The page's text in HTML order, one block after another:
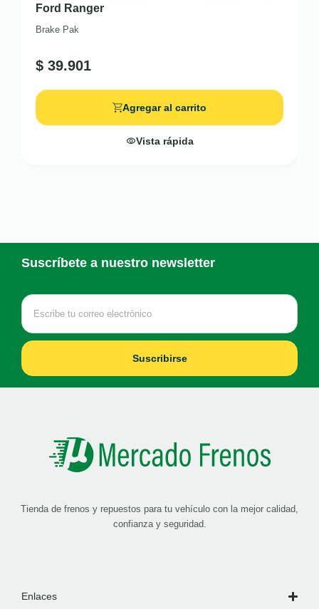
Ford Ranger
Brake Pak
$ 39.901
Agregar al carrito
Vista rápida
Suscríbete a nuestro newsletter
Suscribirse
Tienda de frenos y repuestos para tu vehículo con la mejor calidad,
confianza y seguridad.
Enlaces